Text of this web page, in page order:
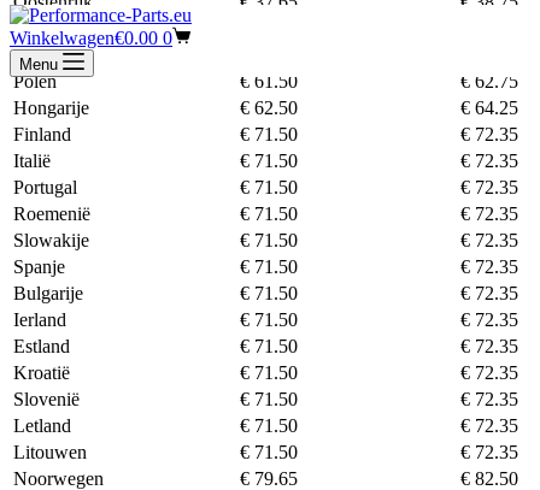
Winkelwagen€0.00 0
Menu
Zweden
Tsjechië
Polen
€ 61.50
€ 62.75
Hongarije
€ 62.50
€ 64.25
Finland
€ 71.50
€ 72.35
Italië
€ 71.50
€ 72.35
Portugal
€ 71.50
€ 72.35
Roemenië
€ 71.50
€ 72.35
Slowakije
€ 71.50
€ 72.35
Spanje
€ 71.50
€ 72.35
Bulgarije
€ 71.50
€ 72.35
Ierland
€ 71.50
€ 72.35
Estland
€ 71.50
€ 72.35
Kroatië
€ 71.50
€ 72.35
Slovenië
€ 71.50
€ 72.35
Letland
€ 71.50
€ 72.35
Litouwen
€ 71.50
€ 72.35
Noorwegen
€ 79.65
€ 82.50